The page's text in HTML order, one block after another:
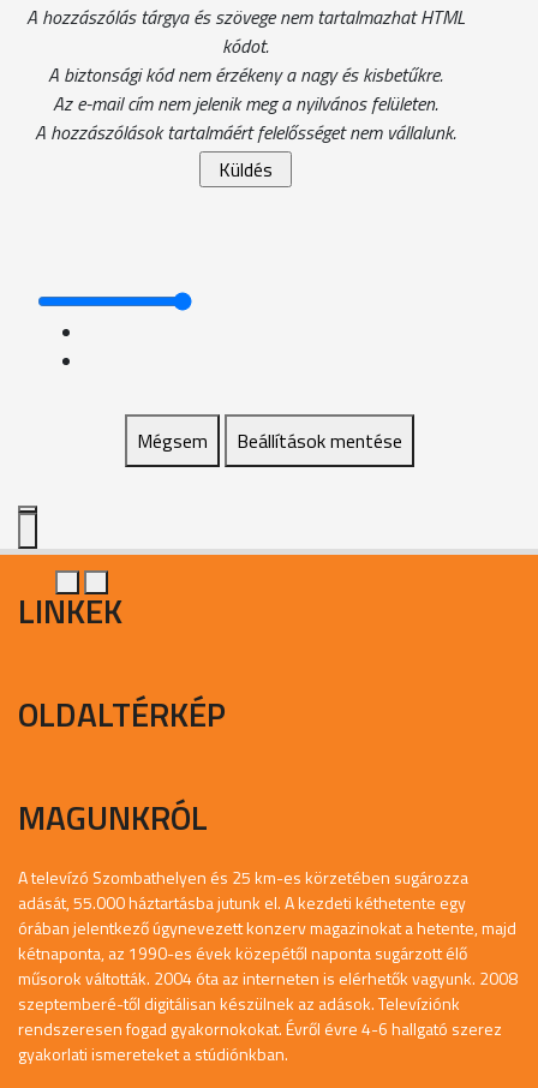
A hozzászólás tárgya és szövege nem tartalmazhat HTML
kódot.
A biztonsági kód nem érzékeny a nagy és kisbetűkre.
Az e-mail cím nem jelenik meg a nyilvános felületen.
A hozzászólások tartalmáért felelősséget nem vállalunk.
Mégsem Beállítások mentése
LINKEK
OLDALTÉRKÉP
MAGUNKRÓL
A televízó Szombathelyen és 25 km-es körzetében sugározza
adását, 55.000 háztartásba jutunk el. A kezdeti kéthetente egy
órában jelentkező úgynevezett konzerv magazinokat a hetente, majd
kétnaponta, az 1990-es évek közepétől naponta sugárzott élő
műsorok váltották. 2004 óta az interneten is elérhetők vagyunk. 2008
szeptemberé-től digitálisan készülnek az adások. Televíziónk
rendszeresen fogad gyakornokokat. Évről évre 4-6 hallgató szerez
gyakorlati ismereteket a stúdiónkban.